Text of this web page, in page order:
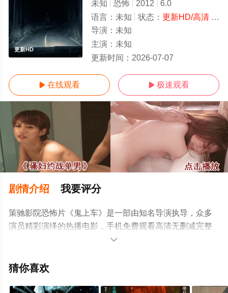
更新HD
未知 恐怖 2012
6.0
语言： 未知 状态： 更新HD/高清- 免费在线观看
导演： 未知
主演： 未知
更新时间： 2026-07-07
 在线观看  极速观看
剧情介绍 我要评分
策驰影院恐怖片《鬼上车》是一部由知名导演执导，众多
演员精彩演绎的热播电影，手机免费观看高清无删减完整
版电影大全就上策驰电影网，更多相关信息可移步至豆瓣

猜你喜欢